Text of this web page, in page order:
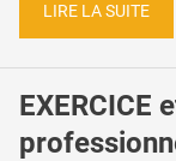
LIRE LA SUITE
EXERCICE